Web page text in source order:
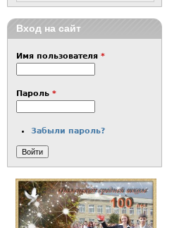
Вход на сайт
Имя пользователя *
Пароль *
Забыли пароль?